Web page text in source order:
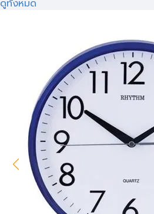
ดูทั้งหมด